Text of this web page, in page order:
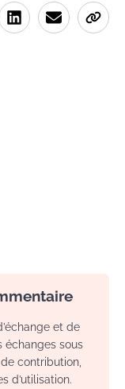
et de
échanges sous
contribution,
d’utilisation.